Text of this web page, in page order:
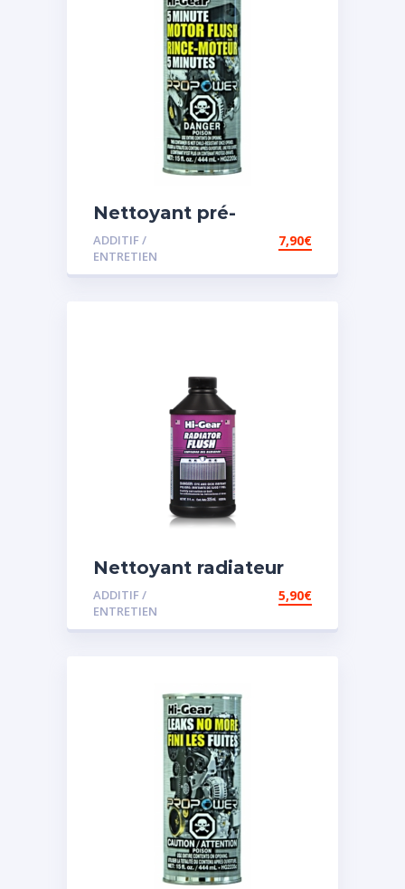
Nettoyant pré-
vidange
ADDITIF /
ENTRETIEN
7,90€
Nettoyant radiateur
ADDITIF /
ENTRETIEN
5,90€